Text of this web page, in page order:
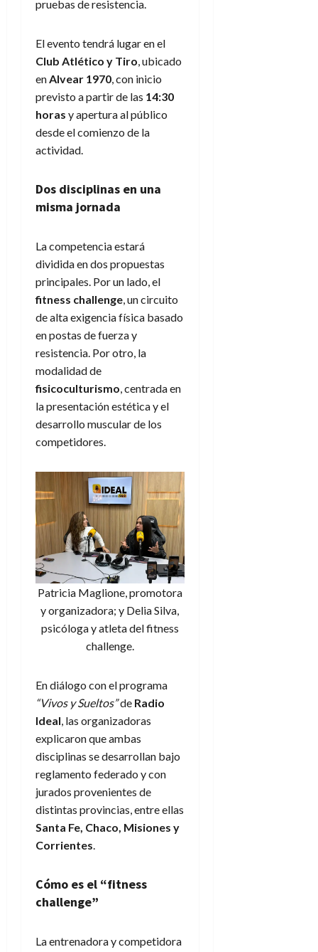
pruebas de resistencia.
El evento tendrá lugar en el
Club Atlético y Tiro, ubicado
enAlvear 1970, con inicio
previsto a partir de las 14:30
horas y apertura al público
desde el comienzo de la
actividad.
Dos disciplinas en una
misma jornada
La competencia estará
dividida en dos propuestas
principales. Por un lado, el
fitness challenge, un circuito
de alta exigencia física basado
en postas de fuerza y
resistencia. Por otro, la
modalidad de
fisicoculturismo, centrada en
la presentación estética y el
desarrollo muscular de los
competidores.
Patricia Maglione, promotora
y organizadora; y Delia Silva,
psicóloga y atleta del fitness
challenge.
En diálogo con el programa
“Vivos y Sueltos”de Radio
Ideal, las organizadoras
explicaron que ambas
disciplinas se desarrollan bajo
reglamento federado y con
jurados provenientes de
distintas provincias, entre ellas
Santa Fe, Chaco, Misiones y
Corrientes.
Cómo es el “fitness
challenge”
La entrenadora y competidora